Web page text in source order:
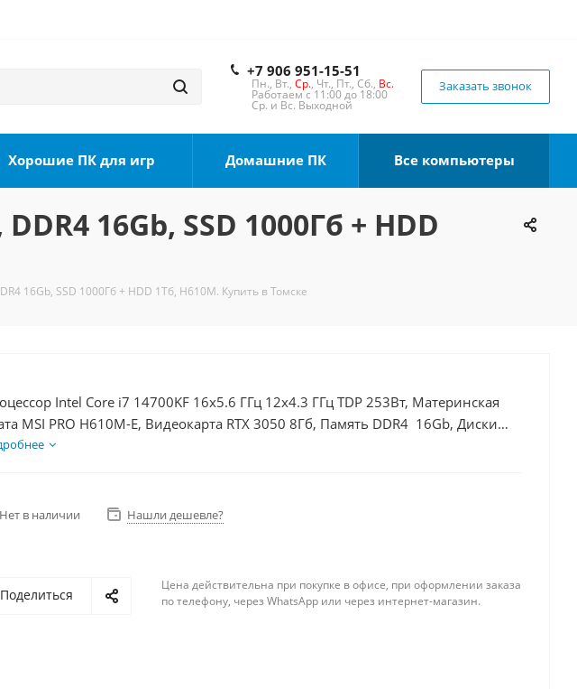
+7 906 951-15-51
Пн., Вт., Ср., Чт., Пт., Сб., Вс.
Работаем с 11:00 до 18:00
Ср. и Вс. Выходной
Заказать звонок
Хорошие ПК для игр Домашние ПК Все компьютеры
16Gb, SSD 1000Гб + HDD
16Gb, SSD 1000Гб + HDD 1Тб, H610M. Купить в Томске
Intel Core i7 14700KF 16x5.6 ГГц 12x4.3 ГГц TDP 253Вт, Материнская
MSI PRO H610M-E, Видеокарта RTX 3050 8Гб, Память DDR4 16Gb, Диски
1000Гб + HDD 1Тб, БП 600Вт
Нет в наличии Нашли дешевле?
Поделиться
Цена действительна при покупке в офисе, при оформлении заказа
по телефону, через WhatsApp или через интернет-магазин.